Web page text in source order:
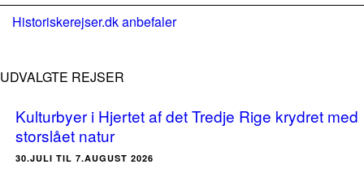
Historiskerejser.dk anbefaler
UDVALGTE REJSER
Kulturbyer i Hjertet af det Tredje Rige krydret med
storslået natur
30.JULI TIL 7.AUGUST 2026